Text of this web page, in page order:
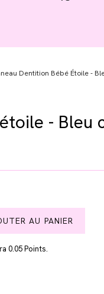
Dentition Bébé Étoile -
- Bleu
AU PANIER
0.05Points.